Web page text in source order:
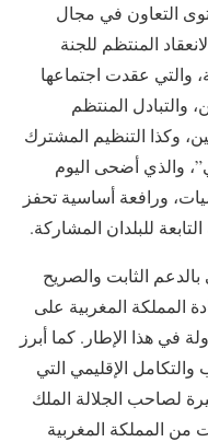
التعاون في مجال
المنتظم للجنة
والتي عقدت اجتماعها
والتبادل المنتظم
وكذا التنظيم المشترك
والذي أضحى اليوم
ورافعة أساسية تحفز
للبلدان المشاركة.
بالدعم الثابت والصريح
المملكة المغربية على
في هذا الإطار. كما أبرز
الإقليمي التي
لصاحب الجلالة الملك
المملكة المغربية